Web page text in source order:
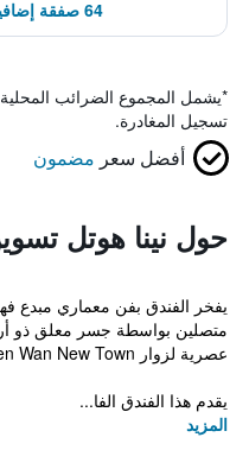
64 صفقة إضافية ابتداءً من 225 ﷼
*يشمل المجموع الضرائب
تسجيل المغادرة.
أفضل سعر مضمون
حول نينا هوتل
يفخر الفندق بفن معماري مبدع
متصلين بواسطة جسر معلق ذو
عصرية لزوار Tsuen Wan New Town. بالقرب من Nina Towers.
يقدم هذا الفندق الفا...
المزيد